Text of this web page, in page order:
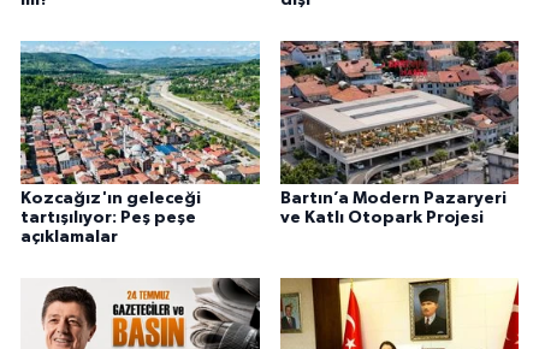
Kozcağız'ın geleceği
tartışılıyor: Peş peşe
açıklamalar
Bartın’a Modern Pazaryeri
ve Katlı Otopark Projesi